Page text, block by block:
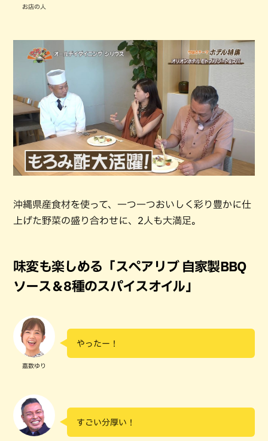
お店の人
沖縄県産食材を使って、一つ一つおいしく彩り豊かに仕
上げた野菜の盛り合わせに、2人も大満足。
味変も楽しめる「スペアリブ 自家製BBQ
ソース＆8種のスパイスオイル」
嘉数ゆり
やったー！
すごい分厚い！